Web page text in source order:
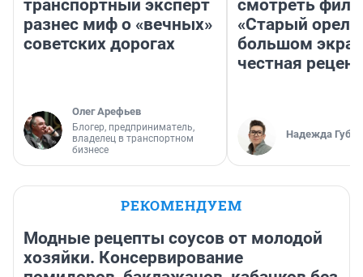
транспортный эксперт
разнес миф о «вечных»
советских дорогах
Олег Арефьев
Блогер, предприниматель,
владелец в транспортном
бизнесе
смотреть
«Старый орел»
большом
честная
Надежда
РЕКОМЕНДУЕМ
Модные рецепты соусов от молодой
хозяйки. Консервирование